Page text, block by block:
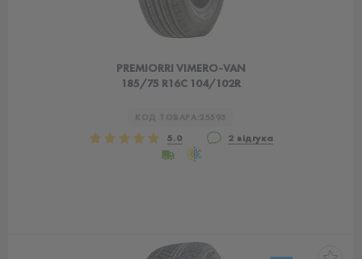
PREMIORRI VIMERO-VAN
185/75 R16C 104/102R
5.0 2 відгука